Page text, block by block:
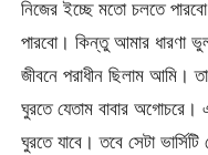
নিজের ইচ্ছে মতো চলতে
পারবো। কিন্তু আমার ধারণা
জীবনে পরাধীন ছিলাম আমি।
ঘুরতে যেতাম বাবার অগোচরে।
ঘুরতে যাবে। তবে সেটা